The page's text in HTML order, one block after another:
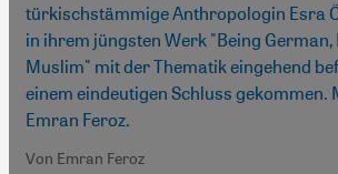
türkischstämmige Anthropologin Esra
in ihrem jüngsten Werk "Being German,
Muslim" mit der Thematik eingehend
einem eindeutigen Schluss gekommen.
Emran Feroz.
Von Emran Feroz